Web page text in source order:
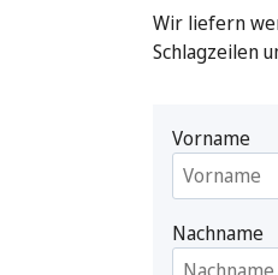
Wir liefern
Schlagzeilen
Vorname
Nachname